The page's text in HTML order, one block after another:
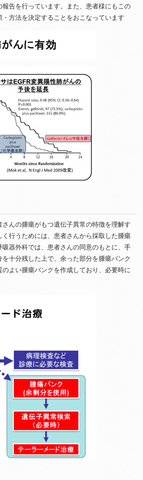
告を行っています。また、患者様にもこの
方法を決定することをおこなっています
んの腫瘍がもつ遺伝子異常の特徴を理解す
行うためには、患者さんから採取した腫瘍
器外科では、患者さんの同意のもとに、手
十分残した上で、余った部分を腫瘍バンク
よい腫瘍バンクを作成しており、必要時に